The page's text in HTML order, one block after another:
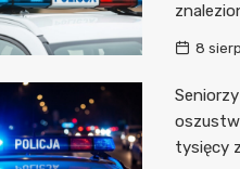
8
tysięcy